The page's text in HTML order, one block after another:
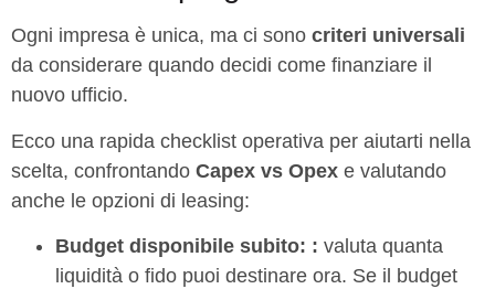
Ogni impresa è unica, ma ci sono criteri universali
da considerare quando decidi come finanziare il
nuovo ufficio.
Ecco una rapida checklist operativa per aiutarti nella
scelta, confrontando Capex vs Opex e valutando
anche le opzioni di leasing:
Budget disponibile subito: : valuta quanta
liquidità o fido puoi destinare ora. Se il budget